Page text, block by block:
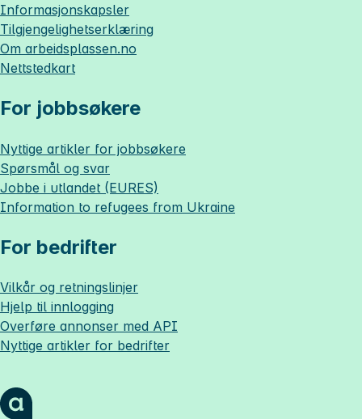
Informasjonskapsler
Tilgjengelighetserklæring
Om arbeidsplassen.no
Nettstedkart
For jobbsøkere
Nyttige artikler for jobbsøkere
Spørsmål og svar
Jobbe i utlandet (EURES)
Information to refugees from Ukraine
For bedrifter
Vilkår og retningslinjer
Hjelp til innlogging
Overføre annonser med API
Nyttige artikler for bedrifter